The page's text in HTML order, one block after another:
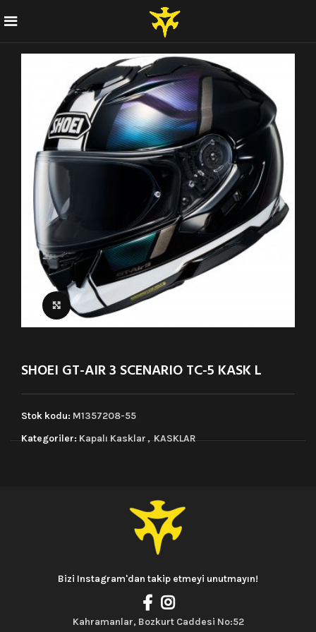
Click to enlarge
SHOEI GT-AIR 3 SCENARIO TC-5 KASK L
Stok kodu: M1357208-55
Kategoriler:Kapalı Kasklar, KASKLAR
Bizi Instagram'dan takip etmeyi unutmayın!
Kahramanlar, Bozkurt Caddesi No:52